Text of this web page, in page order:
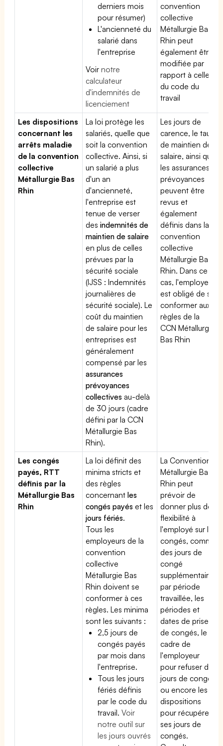
derniers mois
pour résumer)
L'ancienneté du
salarié dans
l'entreprise
Voirnotre
calculateur
d'indemnités de
licenciement
convention
collective
Métallurgie Bas
Rhin peut
également être
modifiée par
rapport à celle
du code du
travail
Les dispositions
concernant les
arrêts maladie
de la convention
collective
Métallurgie Bas
Rhin
La loi protège les
salariés, quelle que
soit la convention
collective. Ainsi, si
un salarié a plus
d'un an
d'ancienneté,
l'entreprise est
tenue de verser
desindemnités de
maintien de salaire
en plus de celles
prévues par la
sécurité sociale
(IJSS : Indemnités
journalières de
sécurité sociale). Le
coût du maintien
de salaire pour les
entreprises est
généralement
compensé par les
assurances
prévoyances
collectives au-delà
de 30 jours (cadre
défini par la CCN
Métallurgie Bas
Rhin).
Les jours de
carence, le taux
de maintien de
salaire, ainsi que
les assurances
prévoyances
peuvent être
revus et
également
définis dans la
convention
collective
Métallurgie Bas
Rhin. Dans ce
cas, l'employeur
est obligé de se
conformer aux
règles de la
CCN Métallurgie
Bas Rhin
Les congés
payés, RTT
définis par la
Métallurgie Bas
Rhin
La loi définit des
minima stricts et
des règles
concernantles
congés payés et les
jours fériés.
Tous les
employeurs de la
convention
collective
Métallurgie Bas
Rhin doivent se
conformer à ces
règles. Les minima
sont les suivants :
2,5 jours de
congés payés
par mois dans
l'entreprise.
Tous les jours
fériés définis
par le code du
travail.Voir
notre outil sur
les jours ouvrés
La Convention
Métallurgie Bas
Rhin peut
prévoir de
donner plus de
flexibilité à
l'employé sur les
congés, comme
des jours de
congé
supplémentaires
par période
travaillée, les
périodes et
dates de prise
de congés, le
cadre de
l'employeur
pour refuser des
jours de congés
ou encore les
dispositions
pour récupérer
ses jours de
congés.